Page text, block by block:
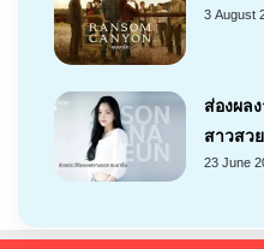
3 August
ส่องผล
สาวสว
23 June